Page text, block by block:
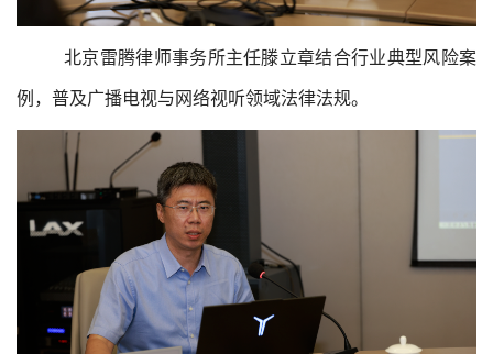
北京雷腾律师事务所主任滕立章结合行业典型风险案
例，普及广播电视与网络视听领域法律法规。